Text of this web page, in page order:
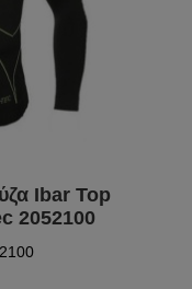
Ibar Top
2052100